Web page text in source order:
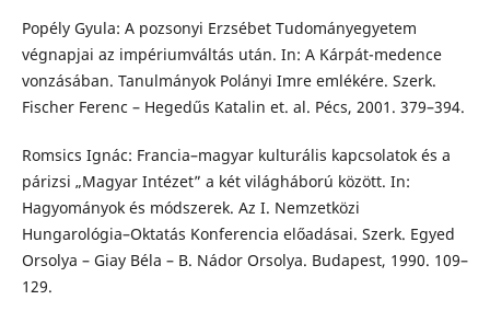
Popély Gyula: A pozsonyi Erzsébet Tudományegyetem
végnapjai az impériumváltás után. In: A Kárpát-medence
vonzásában. Tanulmányok Polányi Imre emlékére. Szerk.
Fischer Ferenc – Hegedűs Katalin et. al. Pécs, 2001. 379–394.
Romsics Ignác: Francia–magyar kulturális kapcsolatok és a
párizsi „Magyar Intézet” a két világháború között. In:
Hagyományok és módszerek. Az I. Nemzetközi
Hungarológia–Oktatás Konferencia előadásai. Szerk. Egyed
Orsolya – Giay Béla – B. Nádor Orsolya. Budapest, 1990. 109–
129.